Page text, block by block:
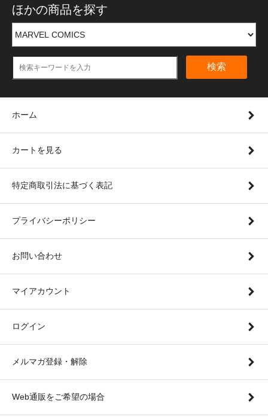
ほかの商品を探す
検索
ホーム
カートを見る
特定商取引法に基づく表記
プライバシーポリシー
お問い合わせ
マイアカウント
ログイン
メルマガ登録・解除
Web通販をご希望の場合